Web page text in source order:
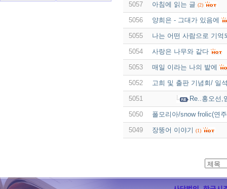
5057 아침에 읽는 글 (2)
5056 양희은 - 그대가 있음에
5055 나는 어떤 사람으로 기억
5054 사랑은 나무와 같다
5053 매일 이라는 나의 밭에
5052 고희 및 출판 기념회/ 일
5051 Re..홍오선,
5050 폴모리아/snow frolic(연
5049 장뚱어 이야기 (1)